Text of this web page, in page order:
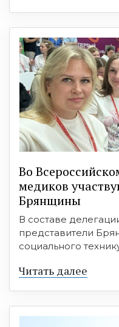
Во
медиков
Брянщины
В составе
представители
социального
Читать далее